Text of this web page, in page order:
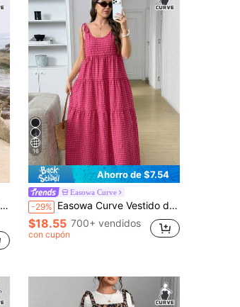
16
Ahorro de $7.54
Easowa Curve
-29% Easowa Curve Vestido de verano casual de estilo vacacional con estampado de patrones y volantes en el bajo para mujeres de talla grande
$18.55 700+ vendidos
con cupón